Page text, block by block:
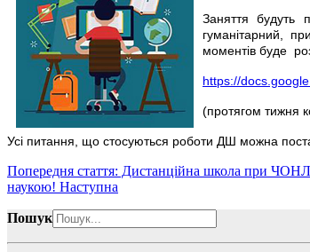
Заняття будуть
гуманітарний,
моментів буде
https://
(протягом тижня
Усі питання, що стосуються роботи ДШ можна
Попередня стаття: Дистанційна школа при
наукою! Наступна
Пошук